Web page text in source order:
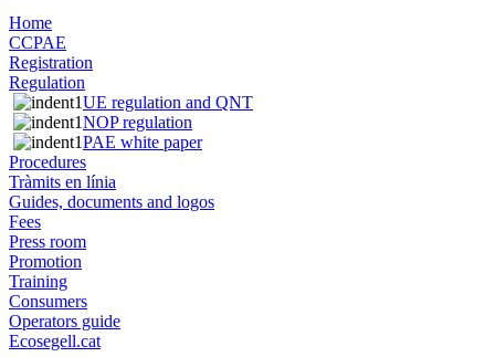
Home
CCPAE
Registration
Regulation
UE regulation and QNT
NOP regulation
PAE white paper
Procedures
Tràmits en línia
Guides, documents and logos
Fees
Press room
Promotion
Training
Consumers
Operators guide
Ecosegell.cat